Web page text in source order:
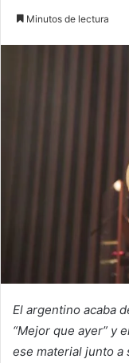
Minutos de lectura
El argentino acaba
“Mejor que ayer” y
ese material junto a